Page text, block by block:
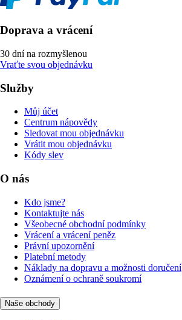
Doprava a vrácení
30 dní na rozmyšlenou
Vraťte svou objednávku
Služby
Můj účet
Centrum nápovědy
Sledovat mou objednávku
Vrátit mou objednávku
Kódy slev
O nás
Kdo jsme?
Kontaktujte nás
Všeobecné obchodní podmínky
Vrácení a vrácení peněz
Právní upozornění
Platební metody
Náklady na dopravu a možnosti doručení
Oznámení o ochraně soukromí
Naše obchody